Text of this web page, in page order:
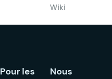
Wiki
Pour les
Nous